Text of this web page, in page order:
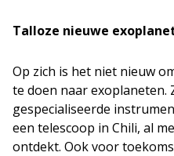
Talloze nieuwe
Op zich is het niet nieuw
te doen naar exoplaneten.
gespecialiseerde
een telescoop in Chili, al
ontdekt. Ook voor